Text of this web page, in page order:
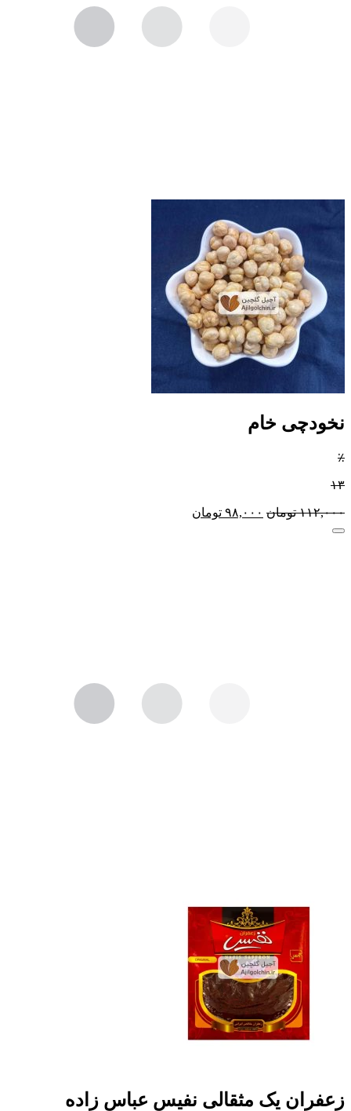
نخودچی خام
٪
۱۳
۱۱۲,۰۰۰ تومان ۹۸,۰۰۰ تومان
زعفران یک مثقالی نفیس عباس زاده